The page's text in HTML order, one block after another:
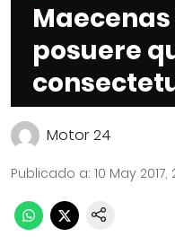
posuere
Motor 24
Publicado a: 10 May 2017,